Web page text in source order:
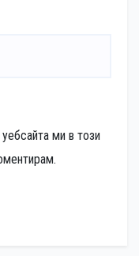
ми в този